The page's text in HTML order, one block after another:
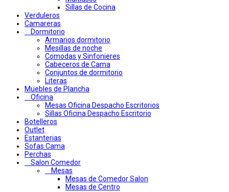
Sillas de Cocina
Verduleros
Camareras
Dormitorio
Armarios dormitorio
Mesillas de noche
Comodas y Sinfonieres
Cabeceros de Cama
Conjuntos de dormitorio
Literas
Muebles de Plancha
Oficina
Mesas Oficina Despacho Escritorios
Sillas Oficina Despacho Escritorio
Botelleros
Outlet
Estanterias
Sofas Cama
Perchas
Salon Comedor
Mesas
Mesas de Comedor Salon
Mesas de Centro